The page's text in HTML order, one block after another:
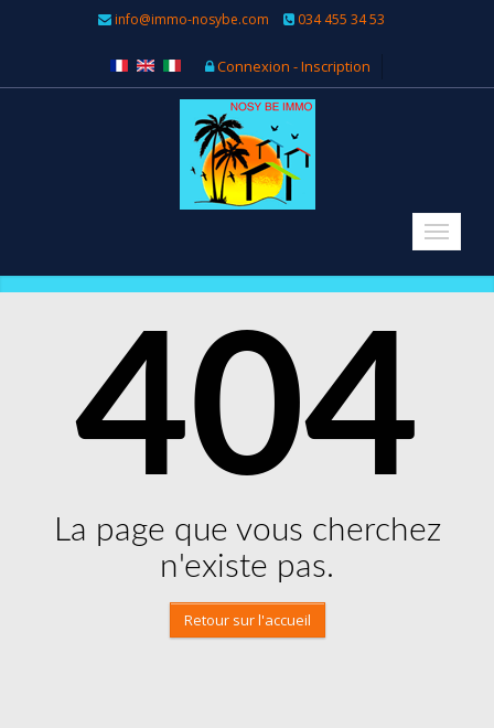
info@immo-nosybe.com 034 455 34 53
Connexion - Inscription
404
La page que vous cherchez
n'existe pas.
Retour sur l'accueil